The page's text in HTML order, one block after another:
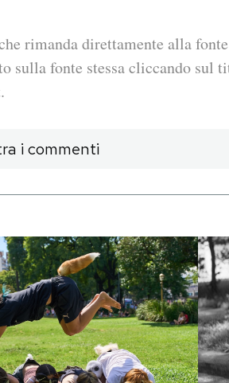
rimanda direttamente alla
sulla fonte stessa cliccando sul
i commenti